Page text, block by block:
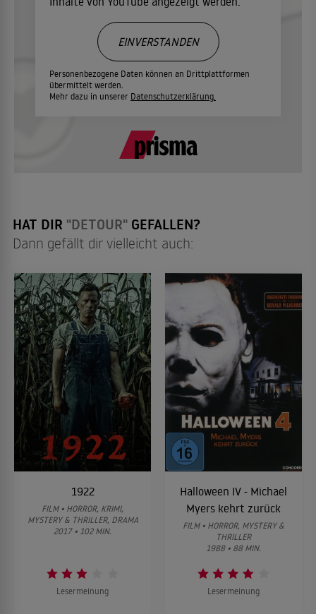
Personenbezogene Daten können an Drittplattformen
übermittelt werden.
Mehr dazu in unserer Datenschutzerklärung.
EINVERSTANDEN
HAT DIR "DETOUR" GEFALLEN?
Dann gefällt dir vielleicht auch:
1922
FILM • HORROR, KRIMI,
MYSTERY & THRILLER, DRAMA
2017 • 102 MIN.
Lesermeinung
Halloween IV - Michael
Myers kehrt zurück
FILM • HORROR, MYSTERY &
THRILLER
1988 • 88 MIN.
Lesermeinung